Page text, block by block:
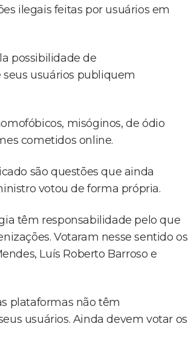
ilegais feitas por usuários em
possibilidade de
seus usuários publiquem
misóginos, de ódio
cometidos online.
são questões que ainda
votou de forma própria.
têm responsabilidade pelo que
Votaram nesse sentido os
Luís Roberto Barroso e
plataformas não têm
usuários. Ainda devem votar os